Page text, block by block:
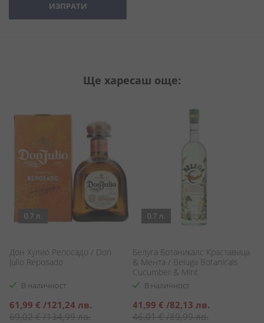
ИЗПРАТИ
Ще харесаш още:
0.7 л.
Дон Хулио Репосадо / Don
Julio Reposado
В наличност
Специална
цена
61,99 € /121,24 лв.
69,02 €/134,99 лв.
0.7 л.
Белуга Ботаникалс Краставица
& Мента / Beluga Botanicals
Cucumber & Mint
В наличност
Специална
цена
41,99 € /82,13 лв.
46,01 €/89,99 лв.